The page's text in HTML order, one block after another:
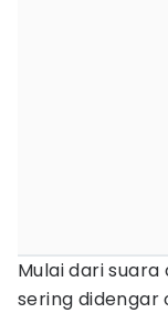
Mulai dari
sering didengar